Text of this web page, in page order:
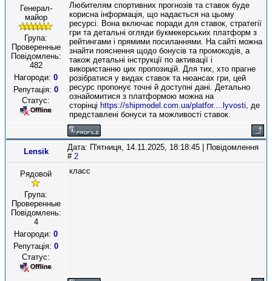
Генерал-
майор
Група:
Проверенные
Повідомлень:
482
Нагороди: 0
Репутація: 0
Статус:
Любителям спортивних прогнозів та ставок буде
корисна інформація, що надається на цьому
ресурсі. Вона включає поради для ставок, стратегії
гри та детальні огляди букмекерських платформ з
рейтингами і прямими посиланнями. На сайті можна
знайти пояснення щодо бонусів та промокодів, а
також детальні інструкції по активації і
використанню цих пропозицій. Для тих, хто прагне
розібратися у видах ставок та нюансах гри, цей
ресурс пропонує точні й доступні дані. Детально
ознайомитися з платформою можна на
сторінці https://shipmodel.com.ua/platfor....lyvosti, де
представлені бонуси та можливості ставок.
Lensik
Дата: П'ятниця, 14.11.2025, 18:18:45 | Повідомлення
# 2
Рядовой
Група:
Проверенные
Повідомлень:
4
Нагороди: 0
Репутація: 0
Статус:
класс